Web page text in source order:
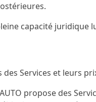
capacité
Services et leurs
propose des